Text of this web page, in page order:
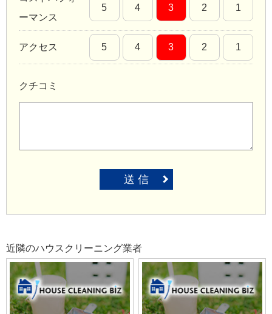
ーマンス
5 4 3 2 1
アクセス 5 4 3 2 1
クチコミ
送 信
近隣のハウスクリーニング業者